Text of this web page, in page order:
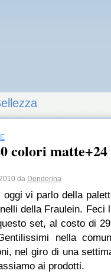
colori matte+24
da Denderina
vi parlo della
della Fraulein. Feci
set, al costo di
nella
nel giro di una
ai prodotti.